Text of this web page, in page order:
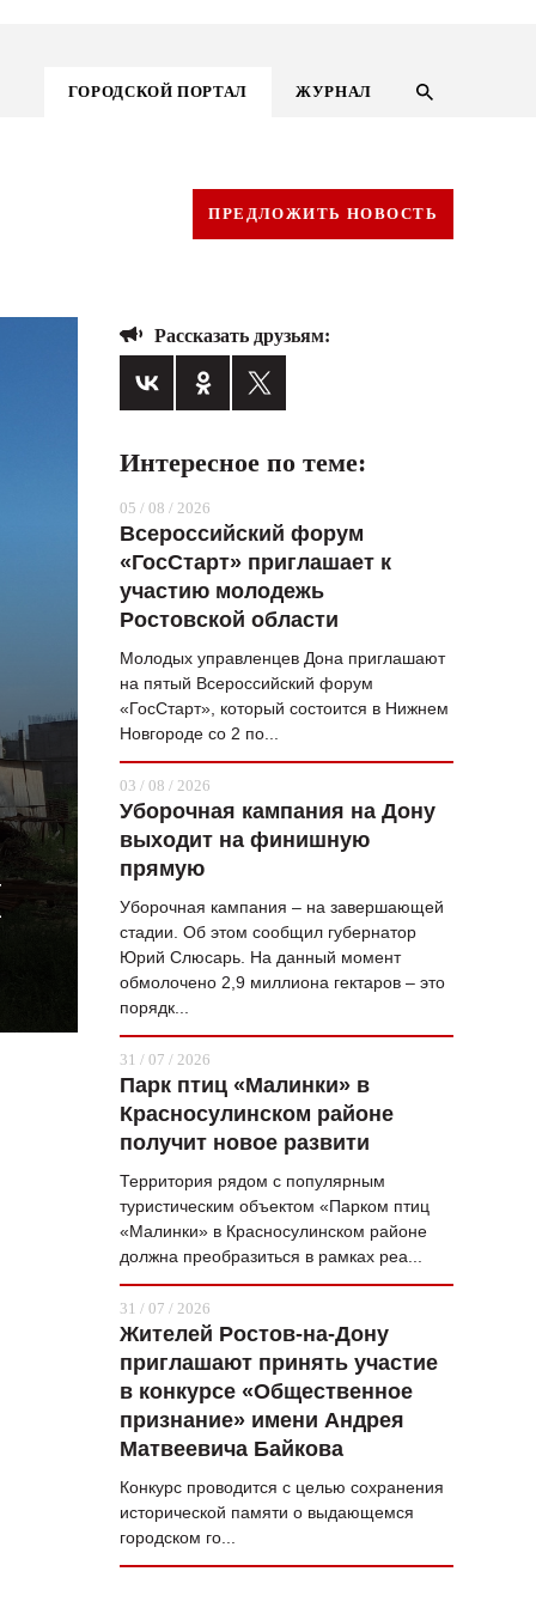
ГОРОДСКОЙ ПОРТАЛ ЖУРНАЛ
ГОРОДСКОЙ ПОРТАЛ
ВОПРОС НЕДЕЛИ
ТАМ И ТУТ
СТИЛЬ ЖИЗНИ
КУЛЬТ ЕДЫ
ЖУРНАЛ
ПРЕДЛОЖИТЬ НОВОСТЬ
Рассказать друзьям:
Интересное по теме:
05 / 08 / 2026
Всероссийский форум
«ГосСтарт» приглашает к
участию молодежь
Ростовской области
Молодых управленцев Дона приглашают
на пятый Всероссийский форум
«ГосСтарт», который состоится в Нижнем
Новгороде со 2 по...
03 / 08 / 2026
Уборочная кампания на Дону
выходит на финишную
прямую
Уборочная кампания – на завершающей
стадии. Об этом сообщил губернатор
Юрий Слюсарь. На данный момент
обмолочено 2,9 миллиона гектаров – это
порядк...
31 / 07 / 2026
Парк птиц «Малинки» в
Красносулинском районе
получит новое развити
Территория рядом с популярным
туристическим объектом «Парком птиц
«Малинки» в Красносулинском районе
должна преобразиться в рамках реа...
31 / 07 / 2026
Жителей Ростов-на-Дону
приглашают принять участие
в конкурсе «Общественное
признание» имени Андрея
Матвеевича Байкова
Конкурс проводится с целью сохранения
исторической памяти о выдающемся
городском го...